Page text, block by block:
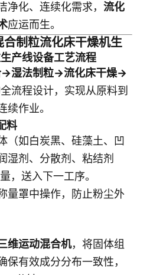
净化、连续化需求， 流化
应运而生。
合制粒流化床干燥机生
产线设备工艺流程
→湿法制粒→流化床干燥→
流程设计，实现从原料到
续作业。
料
（如白炭黑、硅藻土、凹
湿剂、分散剂、粘结剂
，送入下一工序。
量罩中操作，防止粉尘外
维运动混合机，将固体组
保有效成分分布一致性，